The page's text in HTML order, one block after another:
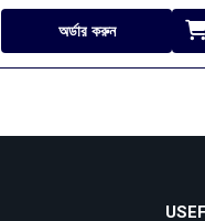
অর্ডার করুন